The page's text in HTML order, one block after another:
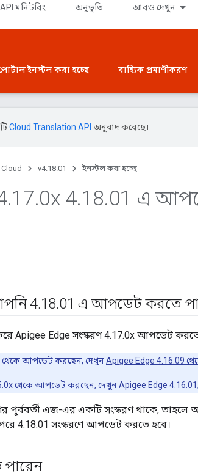
API মনিটরিং অনুভূতি আরও দেখুন
ইনস্টল করা হচ্ছে বাহ্যিক প্রমাণীকরণ
Cloud Translation API অনুবাদ করেছে।
v4.18.01 ইনস্টল করা হচ্ছে
.17.0x 4.18.01 এ
4.18.01 এ আপডেট করতে
Apigee Edge সংস্করণ 4.17.0x আপডেট
থেকে আপডেট করছেন, দেখুনApigee Edge 4.16.09
থেকে আপডেট করছেন, দেখুনApigee Edge
পূর্ববর্তী এজ-এর একটি সংস্করণ থাকে, তাহলে
4.18.01 সংস্করণে আপডেট করতে হবে।